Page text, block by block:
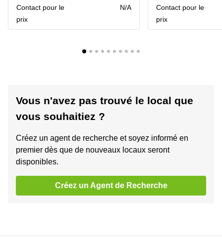
Contact pour le
prix
N/A
Contact pour le
prix
Vous n'avez pas trouvé le local que
vous souhaitiez ?
Créez un agent de recherche et soyez informé en
premier dès que de nouveaux locaux seront
disponibles.
Créez un Agent de Recherche